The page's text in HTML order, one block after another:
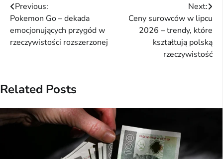
Nawigacja
wpisu
Previous:
Pokemon Go – dekada
emocjonujących przygód w
rzeczywistości rozszerzonej
Next:
Ceny surowców w lipcu
2026 – trendy, które
kształtują polską
rzeczywistość
Related Posts